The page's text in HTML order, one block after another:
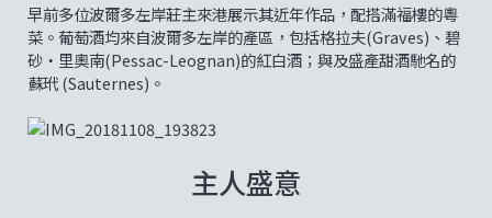
早前多位波爾多左岸莊主來港展示其近年作品，配搭滿福樓的粵
菜。葡萄酒均來自波爾多左岸的產區，包括格拉夫(Graves)、碧
砂‧里奧南(Pessac-Leognan)的紅白酒；與及盛產甜酒馳名的
蘇玳 (Sauternes)。
主人盛意